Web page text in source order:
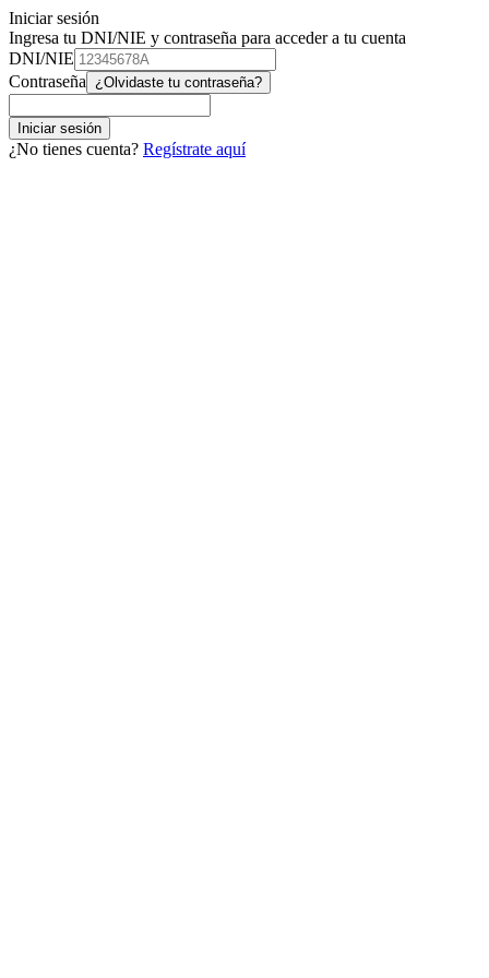
Iniciar sesión
Ingresa tu DNI/NIE y contraseña para acceder a tu cuenta
DNI/NIE
Contraseña ¿Olvidaste tu contraseña?
Iniciar sesión
¿No tienes cuenta? Regístrate aquí